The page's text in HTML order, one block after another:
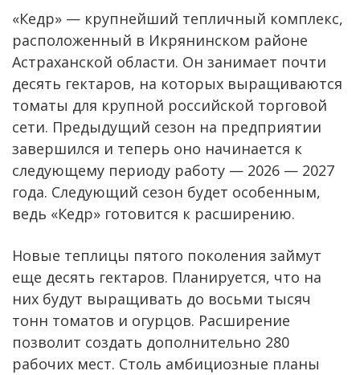
«Кедр» — крупнейший тепличный комплекс,
расположенный в Икрянинском районе
Астраханской области. Он занимает почти
десять гектаров, на которых выращиваются
томаты для крупной российской торговой
сети. Предыдущий сезон на предприятии
завершился и теперь оно начинается к
следующему периоду работу — 2026 — 2027
года. Следующий сезон будет особенным,
ведь «Кедр» готовится к расширению.
Новые теплицы пятого поколения займут
еще десять гектаров. Планируется, что на
них будут выращивать до восьми тысяч
тонн томатов и огурцов. Расширение
позволит создать дополнительно 280
рабочих мест. Столь амбициозные планы